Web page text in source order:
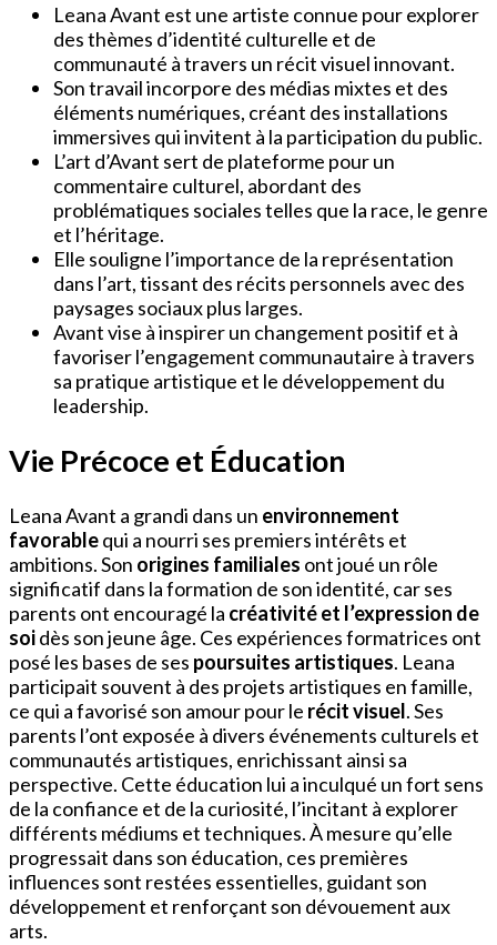
Leana Avant est une artiste connue pour explorer
des thèmes d’identité culturelle et de
communauté à travers un récit visuel innovant.
Son travail incorpore des médias mixtes et des
éléments numériques, créant des installations
immersives qui invitent à la participation du public.
L’art d’Avant sert de plateforme pour un
commentaire culturel, abordant des
problématiques sociales telles que la race, le genre
et l’héritage.
Elle souligne l’importance de la représentation
dans l’art, tissant des récits personnels avec des
paysages sociaux plus larges.
Avant vise à inspirer un changement positif et à
favoriser l’engagement communautaire à travers
sa pratique artistique et le développement du
leadership.
Vie Précoce et Éducation
Leana Avant a grandi dans un environnement
favorablequi a nourri ses premiers intérêts et
ambitions. Son origines familiales ont joué un rôle
significatif dans la formation de son identité, car ses
parents ont encouragé la créativité et l’expression de
soidès son jeune âge. Ces expériences formatrices ont
posé les bases de ses poursuites artistiques. Leana
participait souvent à des projets artistiques en famille,
ce qui a favorisé son amour pour le récit visuel. Ses
parents l’ont exposée à divers événements culturels et
communautés artistiques, enrichissant ainsi sa
perspective. Cette éducation lui a inculqué un fort sens
de la confiance et de la curiosité, l’incitant à explorer
différents médiums et techniques. À mesure qu’elle
progressait dans son éducation, ces premières
influences sont restées essentielles, guidant son
développement et renforçant son dévouement aux
arts.